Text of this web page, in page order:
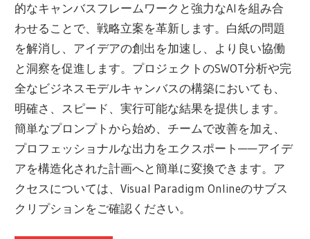
的なキャンバスフレームワークと強力なAIを組み合
わせることで、戦略立案を革新します。白紙の問題
を解消し、アイデアの創出を加速し、より良い協働
と洞察を促進します。プロジェクトのSWOT分析や完
全なビジネスモデルキャンバスの構築においても、
明確さ、スピード、実行可能な結果を提供します。
簡単なプロンプトから始め、チームで改善を加え、
プロフェッショナルな出力をエクスポート——アイデ
アを構造化された計画へと簡単に変換できます。ア
クセスについては、Visual Paradigm Onlineのサブス
クリプションをご確認ください。